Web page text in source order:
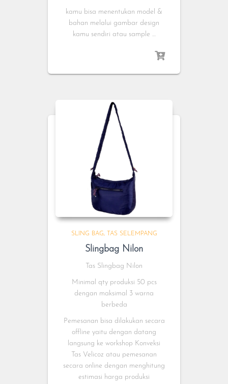
kamu bisa menentukan model &
bahan melalui gambar design
kamu sendiri atau sample …
SLING BAG TAS SELEMPANG
Slingbag Nilon
Tas Slingbag Nilon
Minimal qty produksi 50 pcs
dengan maksimal 3 warna
berbeda
Pemesanan bisa dilakukan secara
offline yaitu dengan datang
langsung ke workshop Konveksi
Tas Velicoz atau pemesanan
secara online dengan menghitung
estimasi harga produksi